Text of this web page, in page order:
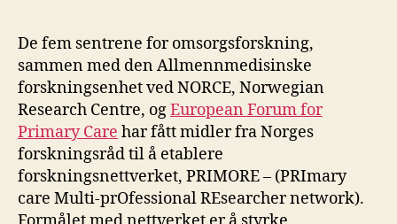
De fem sentrene for omsorgsforskning,
sammen med den Allmennmedisinske
forskningsenhet ved NORCE, Norwegian
Research Centre, ogEuropean Forum for
Primary Care har fått midler fra Norges
forskningsråd til å etablere
forskningsnettverket, PRIMORE – (PRImary
care Multi-prOfessional REsearcher network).